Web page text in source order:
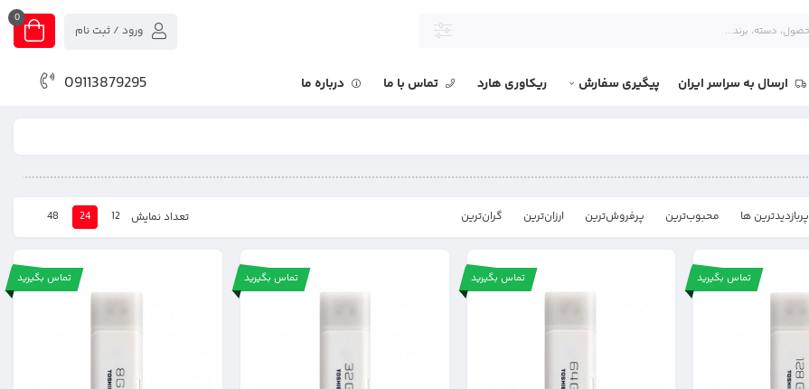
0
ورود / ثبت نام
ارسال به سراسر ایران پیگیری سفارش ریکاوری هارد تماس با ما درباره ما 09113879295
پربازدیدترین ها محبوب‌‌ترین پرفروش‌ترین ارزان‌ترین گران‌ترین تعداد نمایش 12
24
48
تماس بگیرید تماس بگیرید تماس بگیرید تماس بگیرید